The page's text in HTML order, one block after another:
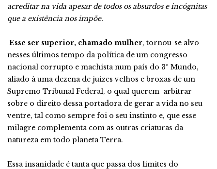
acreditar na vida apesar de todos os absurdos e incógnitas
que a existência nos impõe.
Esse ser superior, chamado mulher, tornou-se alvo
nesses últimos tempo da política de um congresso
nacional corrupto e machista num país do 3º Mundo,
aliado à uma dezena de juizes velhos e broxas de um
Supremo Tribunal Federal, o qual querem arbitrar
sobre o direito dessa portadora de gerar a vida no seu
ventre, tal como sempre foi o seu instinto e, que esse
milagre complementa com as outras criaturas da
natureza em todo planeta Terra.
Essa insanidade é tanta que passa dos limites do